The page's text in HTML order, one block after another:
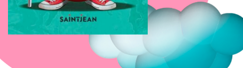
Fermer